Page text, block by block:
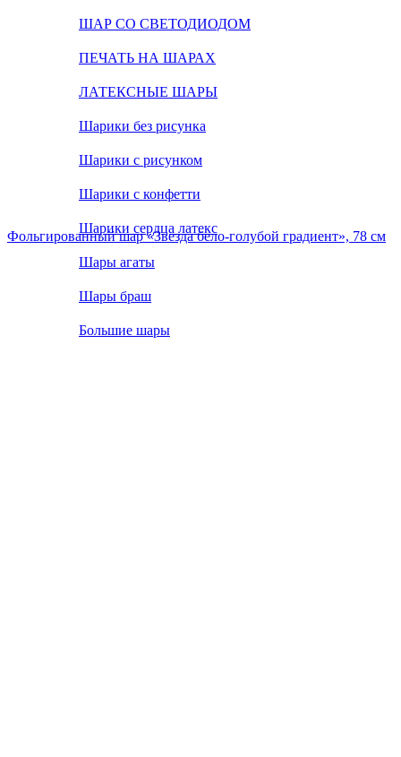
ШАР СО СВЕТОДИОДОМ
ПЕЧАТЬ НА ШАРАХ
ЛАТЕКСНЫЕ ШАРЫ
Шарики без рисунка
Шарики с рисунком
Шарики с конфетти
Шарики сердца латекс
Шары агаты
Шары браш
Большие шары
Фольгированный шар «Звезда бело-голубой градиент», 78 см